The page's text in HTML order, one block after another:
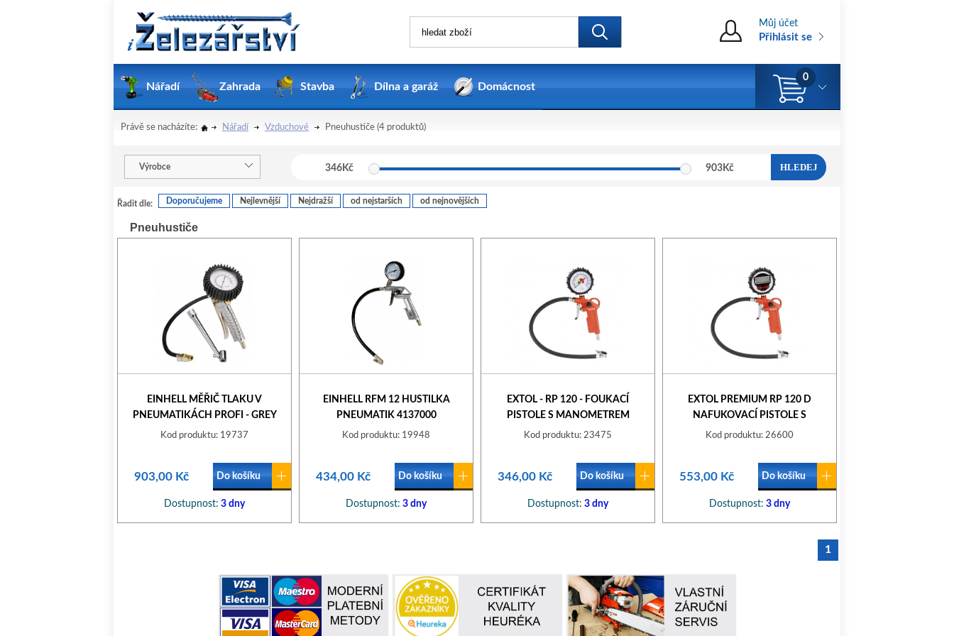
Můj účet
Přihlásit se
Nářadí Zahrada Stavba Dílna a garáž Domácnost
0
Právě se nacházíte: Nářadí Vzduchové Pneuhustiče (4 produktů)
Výrobce 346Kč 903Kč HLEDEJ
Řadit dle: Doporučujeme Nejlevnější Nejdražší od nejstarších od nejnovějších
Pneuhustiče
EINHELL MĚŘIČ TLAKU V
PNEUMATIKÁCH PROFI - GREY
Kod produktu: 19737
903,00 Kč Do košíku
Dostupnost: 3 dny
EINHELL RFM 12 HUSTILKA
PNEUMATIK 4137000
Kod produktu: 19948
434,00 Kč Do košíku
Dostupnost: 3 dny
EXTOL - RP 120 - FOUKACÍ
PISTOLE S MANOMETREM
Kod produktu: 23475
346,00 Kč Do košíku
Dostupnost: 3 dny
EXTOL PREMIUM RP 120 D
NAFUKOVACÍ PISTOLE S
MANOMETREM DIGITÁLNÍ
Kod produktu: 26600
553,00 Kč Do košíku
Dostupnost: 3 dny
1